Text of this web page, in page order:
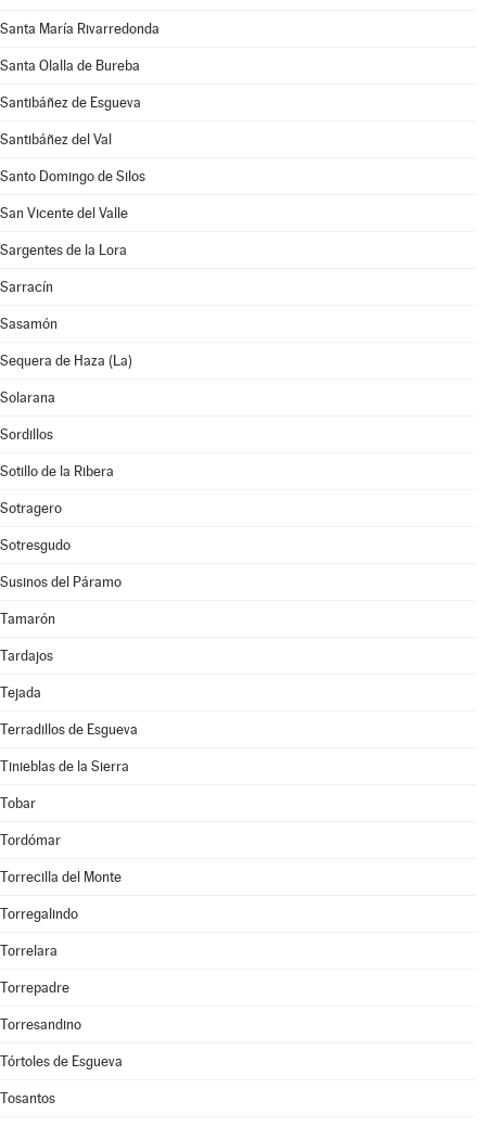
Santa María Rivarredonda
Santa Olalla de Bureba
Santibáñez de Esgueva
Santibáñez del Val
Santo Domingo de Silos
San Vicente del Valle
Sargentes de la Lora
Sarracín
Sasamón
Sequera de Haza (La)
Solarana
Sordillos
Sotillo de la Ribera
Sotragero
Sotresgudo
Susinos del Páramo
Tamarón
Tardajos
Tejada
Terradillos de Esgueva
Tinieblas de la Sierra
Tobar
Tordómar
Torrecilla del Monte
Torregalindo
Torrelara
Torrepadre
Torresandino
Tórtoles de Esgueva
Tosantos